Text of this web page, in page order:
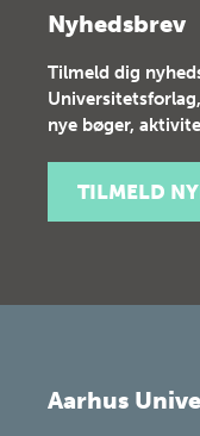
Nyhedsbrev
Tilmeld dig
nye bøger,
TILMELD
Aarhus